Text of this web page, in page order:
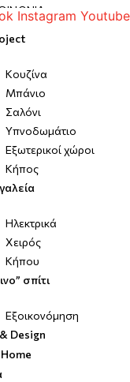
Instagram Youtube
Κουζίνα
Μπάνιο
Σαλόνι
Υπνοδωμάτιο
Εξωτερικοί χώροι
Κήπος
Ηλεκτρικά
Χειρός
Κήπου
σπίτι
Εξοικονόμηση
Design